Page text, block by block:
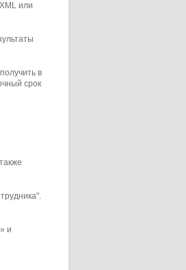
или
в
срок
и